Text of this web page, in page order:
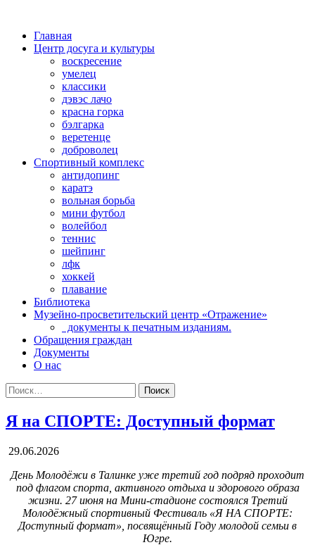
Главная
Центр досуга и культуры
воскресение
умелец
классики
дэвэс лачо
красна горка
бэлгарка
веретенце
доброволец
Спортивный комплекс
антидопинг
каратэ
вольная борьба
мини футбол
волейбол
теннис
шейпинг
лфк
хоккей
плавание
Библиотека
Музейно-просветительский центр «Отражение»
документы к печатным изданиям.
Обращения граждан
Документы
О нас
Поиск:
Я на СПОРТЕ: Доступный формат
29.06.2026
День Молодёжи в Талинке уже третий год подряд проходит
под флагом спорта, активного отдыха и здорового образа
жизни. 27 июня на Мини-стадионе состоялся Третий
Молодёжный спортивный Фестиваль «Я НА СПОРТЕ:
Доступный формат», посвящённый Году молодой семьи в
Югре.